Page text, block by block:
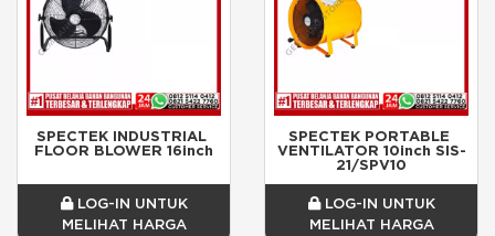
SPECTEK INDUSTRIAL
FLOOR BLOWER 16inch
LOG-IN UNTUK
MELIHAT HARGA
SPECTEK PORTABLE
VENTILATOR 10inch SIS-
21/SPV10
LOG-IN UNTUK
MELIHAT HARGA